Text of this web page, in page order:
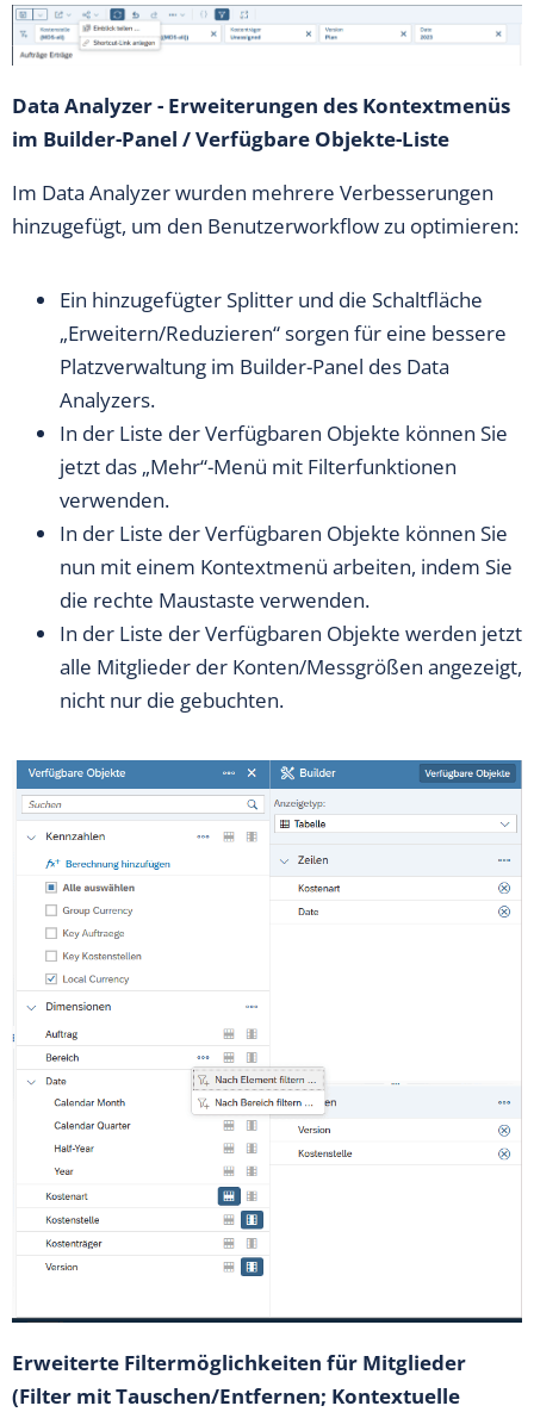
Data Analyzer - Erweiterungen des Kontextmenüs
im Builder-Panel / Verfügbare Objekte-Liste
Im Data Analyzer wurden mehrere Verbesserungen
hinzugefügt, um den Benutzerworkflow zu optimieren:
Ein hinzugefügter Splitter und die Schaltfläche
„Erweitern/Reduzieren“ sorgen für eine bessere
Platzverwaltung im Builder-Panel des Data
Analyzers.
In der Liste der Verfügbaren Objekte können Sie
jetzt das „Mehr“-Menü mit Filterfunktionen
verwenden.
In der Liste der Verfügbaren Objekte können Sie
nun mit einem Kontextmenü arbeiten, indem Sie
die rechte Maustaste verwenden.
In der Liste der Verfügbaren Objekte werden jetzt
alle Mitglieder der Konten/Messgrößen angezeigt,
nicht nur die gebuchten.
Erweiterte Filtermöglichkeiten für Mitglieder
(Filter mit Tauschen/Entfernen; Kontextuelle